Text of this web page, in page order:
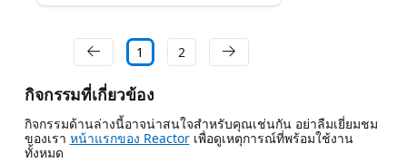
1 2
กิจกรรมที่เกี่ยวข้อง
กิจกรรมด้านล่างนี้อาจน่าสนใจสําหรับคุณเช่นกัน อย่าลืมเยี่ยมชม
ของเรา หน้าแรกของ Reactorเพื่อดูเหตุการณ์ที่พร้อมใช้งาน
ทั้งหมด